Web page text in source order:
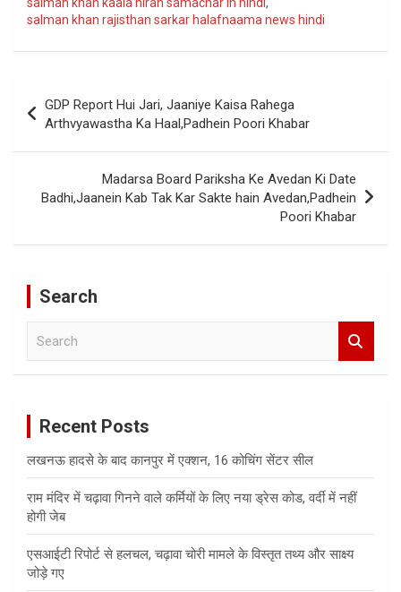
salman khan rajisthan sarkar halafnaama news hindi
navigation
GDP Report Hui Jari, Jaaniye Kaisa Rahega
Arthvyawastha Ka Haal,Padhein Poori Khabar
Madarsa Board Pariksha Ke Avedan Ki Date
Badhi,Jaanein Kab Tak Kar Sakte hain Avedan,Padhein
Poori Khabar
Search
Recent Posts
लखनऊ हादसे के बाद कानपुर में एक्शन, 16 कोचिंग सेंटर सील
राम मंदिर में चढ़ावा गिनने वाले कर्मियों के लिए नया ड्रेस कोड, वर्दी में नहीं
होगी जेब
एसआईटी रिपोर्ट से हलचल, चढ़ावा चोरी मामले के विस्तृत तथ्य और साक्ष्य
जोड़े गए